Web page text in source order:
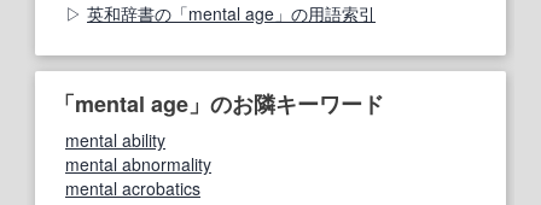
英和辞書の「mental age」の用語索引
「mental age」のお隣キーワード
mental ability
mental abnormality
mental acrobatics